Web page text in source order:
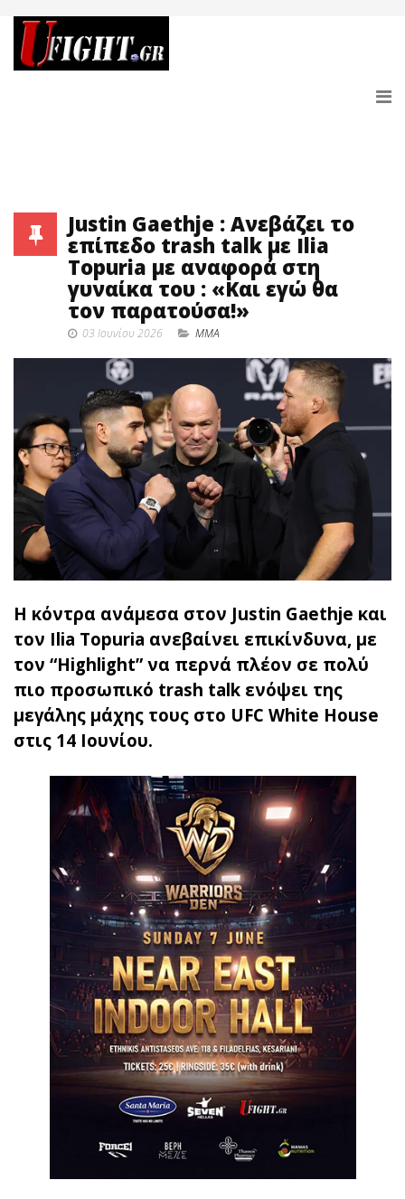
Justin Gaethje : Ανεβάζει το
επίπεδο trash talk με Ilia
Topuria με αναφορά στη
γυναίκα του : «Και εγώ θα
τον παρατούσα!»
03 Ιουνίου 2026 MMA
Η κόντρα ανάμεσα στον Justin Gaethje και
τον Ilia Topuria ανεβαίνει επικίνδυνα, με
τον “Highlight” να περνά πλέον σε πολύ
πιο προσωπικό trash talk ενόψει της
μεγάλης μάχης τους στο UFC White House
στις 14 Ιουνίου.